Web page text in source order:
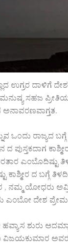
ಉಗ್ರರ ದಾಳಿಗೆ
ಸಹಜ
ಒಂದು ರಾಜ್ಯದ
ದ ಪುಸ್ತಕದಾಗ
ಎಂಬೊದಿಷ್ಟು
ಕಾಶ್ಮೀರ ದ ಬಗ್ಗೆ
, ನಮ್ಮ ಯೋಧರು
ಎಂಬೋ ದೇಶ
ಶುರು
ಅವರ ‘